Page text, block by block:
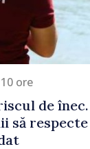
10 ore
de
să